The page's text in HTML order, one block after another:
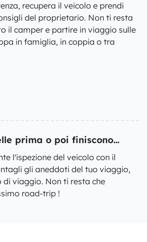
recupera il veicolo e prendi
del proprietario. Non ti resta
il camper e partire in viaggio sulle
in famiglia, in coppia o tra
prima o poi finiscono...
l'ispezione del veicolo con il
gli aneddoti del tuo viaggio,
viaggio. Non ti resta che
road-trip !